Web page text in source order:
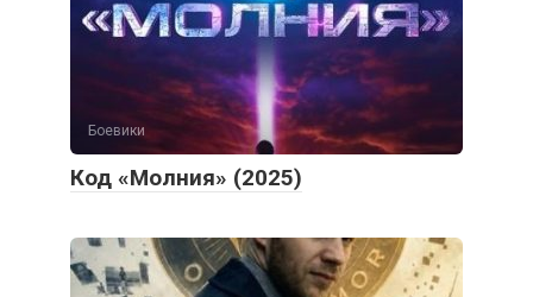
Боевики
Код «Молния» (2025)